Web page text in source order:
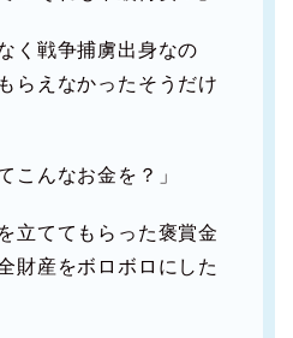
く戦争捕虜出身なの
らえなかったそうだけ
こんなお金を？」
立ててもらった褒賞金
財産をボロボロにした